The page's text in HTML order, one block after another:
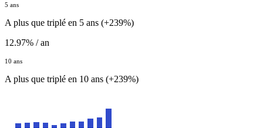
5 ans
A plus que triplé en 5 ans (+239%)
12.97% / an
10 ans
A plus que triplé en 10 ans (+239%)